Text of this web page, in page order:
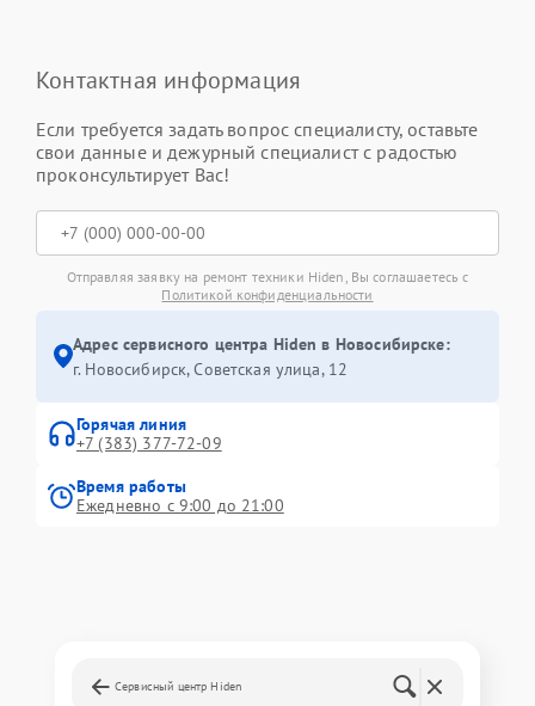
Контактная информация
Если требуется задать вопрос специалисту, оставьте
свои данные и дежурный специалист с радостью
проконсультирует Вас!
Отправляя заявку на ремонт техники Hiden, Вы соглашаетесь с
Политикой конфиденциальности
Адрес сервисного центра Hiden в Новосибирске:
г. Новосибирск, Советская улица, 12
Горячая линия
+7 (383) 377-72-09
Время работы
Ежедневно с 9:00 до 21:00
Сервисный центр Hiden